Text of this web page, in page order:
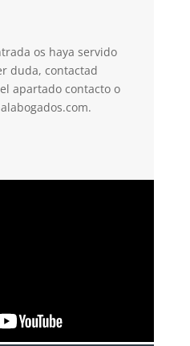
os haya servido
duda, contactad
apartado contacto o
.